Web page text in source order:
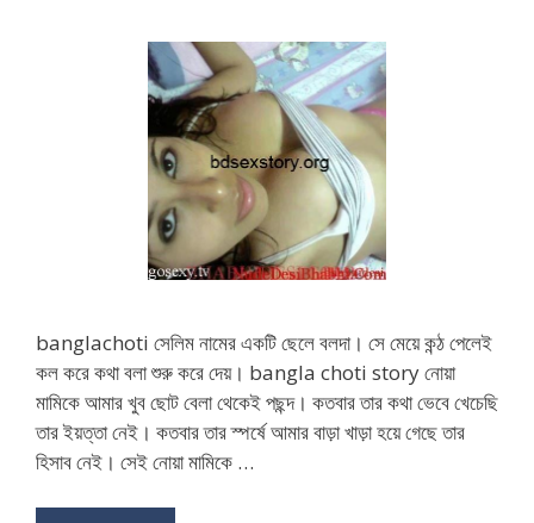
banglachoti সেলিম নামের একটি ছেলে বলদা। সে মেয়ে কন্ঠ পেলেই
কল করে কথা বলা শুরু করে দেয়। bangla choti story নোয়া
মামিকে আমার খুব ছোট বেলা থেকেই পছন্দ। কতবার তার কথা ভেবে খেচেছি
তার ইয়ত্তা নেই। কতবার তার স্পর্ষে আমার বাড়া খাড়া হয়ে গেছে তার
হিসাব নেই। সেই নোয়া মামিকে …